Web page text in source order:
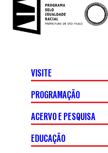
VISITE
PROGRAMAÇÃO
ACERVO E PESQUISA
EDUCAÇÃO